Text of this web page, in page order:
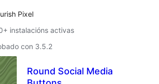
Pixel
instalacións activas
con 3.5.2
Round Social Media